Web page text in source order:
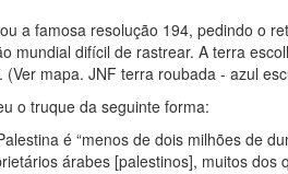
a famosa resolução 194, pedindo o
mundial difícil de rastrear. A terra
mapa. JNF terra roubada - azul
o truque da seguinte forma:
é “menos de dois milhões de
árabes [palestinos], muitos dos